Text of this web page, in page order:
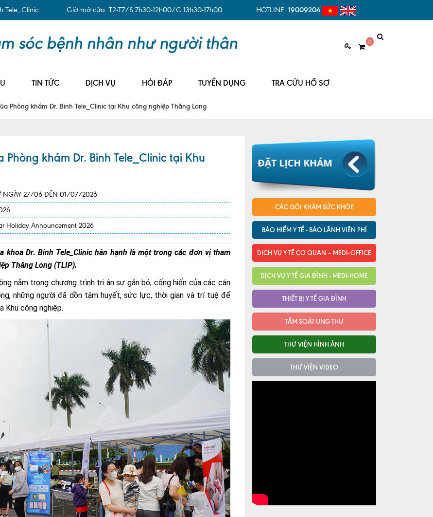
Tele_Clinic Giờ mở cửa: T2-T7/S:7h30-12h00/C:13h30-17h00 HOTLINE: 19009204
0
TIN TỨC DỊCH VỤ HỎI ĐÁP TUYỂN DỤNG TRA CỨU HỒ SƠ
Phòng khám Dr. Binh Tele_Clinic tại Khu công nghiệp Thăng Long
khám Dr. Binh Tele_Clinic tại Khu
NGÀY 27/06 ĐẾN 01/07/2026
Holiday Announcement 2026
khoa Dr. Binh Tele_Clinic hân hạnh là một trong các đơn vị tham
Thăng Long (TLIP).
nằm trong chương trình tri ân sự gắn bó, cống hiến của các cán
những người đã dồn tâm huyết, sức lực, thời gian và trí tuệ để
Khu công nghiệp.
CÁC GÓI KHÁM SỨC KHỎE
BẢO HIỂM Y TẾ - BẢO LÃNH VIỆN PHÍ
DỊCH VỤ Y TẾ CƠ QUAN – MEDI-OFFICE
DỊCH VỤ Y TẾ GIA ĐÌNH - MEDI-HOME
THIẾT BỊ Y TẾ GIA ĐÌNH
TẦM SOÁT UNG THƯ
THƯ VIỆN HÌNH ẢNH
THƯ VIỆN VIDEO